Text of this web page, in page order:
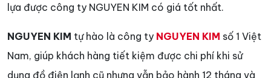
lựa được công ty NGUYEN KIM có giá tốt nhất.
NGUYEN KIM tự hào là công ty NGUYEN KIM số 1 Việt
Nam, giúp khách hàng tiết kiệm được chi phí khi sử
dụng đồ điện lạnh cũ nhưng vẫn bảo hành 12 tháng và